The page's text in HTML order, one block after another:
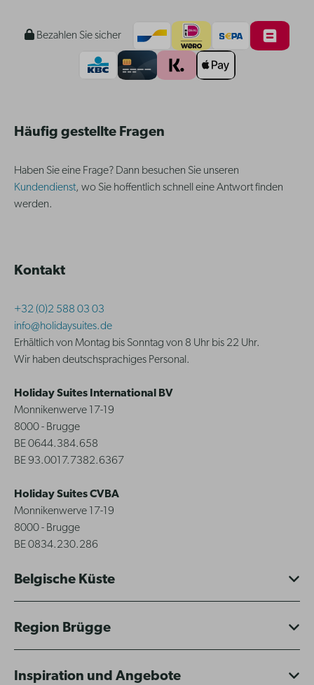
Bezahlen Sie sicher
Häufig gestellte Fragen
Haben Sie eine Frage? Dann besuchen Sie unseren
Kundendienst, wo Sie hoffentlich schnell eine Antwort finden
werden.
Kontakt
+32 (0)2 588 03 03
info@holidaysuites.de
Erhältlich von Montag bis Sonntag von 8 Uhr bis 22 Uhr.
Wir haben deutschsprachiges Personal.
Holiday Suites International BV
Monnikenwerve 17-19
8000 - Brugge
BE 0644.384.658
BE 93.0017.7382.6367
Holiday Suites CVBA
Monnikenwerve 17-19
8000 - Brugge
BE 0834.230.286
Belgische Küste
Region Brügge
Inspiration und Angebote